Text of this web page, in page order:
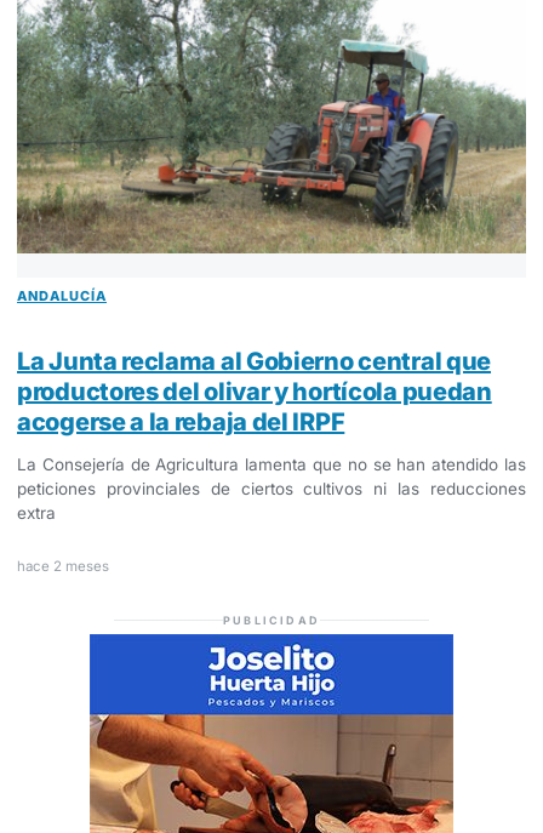
ANDALUCÍA
La Junta reclama al Gobierno central que
productores del olivar y hortícola puedan
acogerse a la rebaja del IRPF
La Consejería de Agricultura lamenta que no se han atendido las
peticiones provinciales de ciertos cultivos ni las reducciones
extra
hace 2 meses
PUBLICIDAD